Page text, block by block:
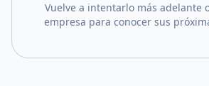
Vuelve a intentarlo más adelante
empresa para conocer sus